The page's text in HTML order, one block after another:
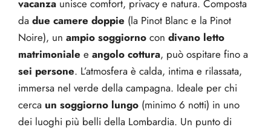
vacanza unisce comfort, privacy e natura. Composta
da due camere doppie (la Pinot Blanc e la Pinot
Noire), un ampio soggiorno con divano letto
matrimoniale e angolo cottura, può ospitare fino a
sei persone. L’atmosfera è calda, intima e rilassata,
immersa nel verde della campagna. Ideale per chi
cerca un soggiorno lungo (minimo 6 notti) in uno
dei luoghi più belli della Lombardia. Un punto di